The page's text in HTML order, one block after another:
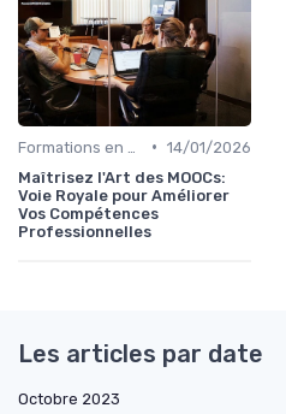
• 14/01/2026
Maîtrisez l'Art des MOOCs:
Voie Royale pour Améliorer
Vos Compétences
Professionnelles
Les articles par date
Octobre 2023